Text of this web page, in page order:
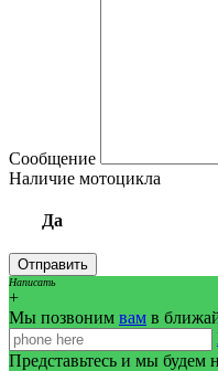
Сообщение
Наличие мотоцикла
Да
Написать
+
Мы позвоним вам в
Представьтесь и мы будем